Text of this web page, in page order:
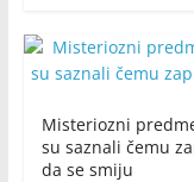
Misteriozni
su saznali čemu
da se smiju